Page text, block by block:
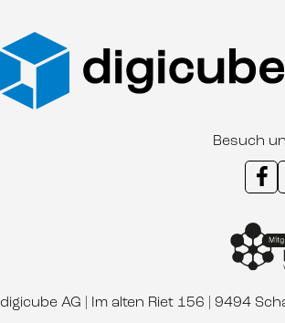
Besuch
digicube AG | Im alten Riet 156 | 9494